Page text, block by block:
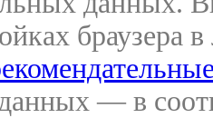
браузера
— в